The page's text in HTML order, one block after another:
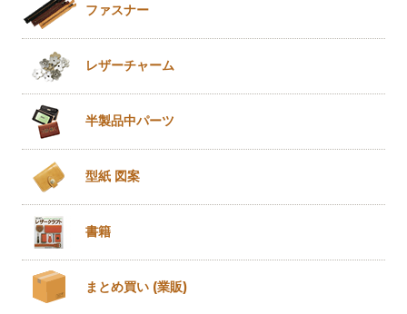
ファスナー
レザーチャーム
半製品中パーツ
型紙 図案
書籍
まとめ買い (業販)